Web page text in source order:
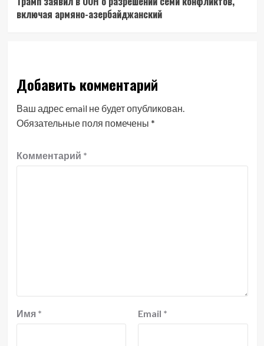
включая армяно-азербайджанский
Добавить комментарий
Ваш адрес email не будет опубликован.
Обязательные поля помечены *
Комментарий *
Имя * Email *